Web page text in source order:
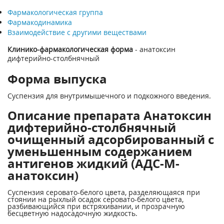
Фармакологическая группа
Фармакодинамика
Взаимодействие с другими веществами
Клинико-фармакологическая форма - анатоксин
дифтерийно-столбнячный
Форма выпуска
Суспензия для внутримышечного и подкожного введения.
Описание препарата Анатоксин
дифтерийно-столбнячный
очищенный адсорбированный c
уменьшенным содержанием
антигенов жидкий (АДС-М-
анатоксин)
Суспензия серовато-белого цвета, разделяющаяся при
стоянии на рыхлый осадок серовато-белого цвета,
разбивающийся при встряхивании, и прозрачную
бесцветную надосадочную жидкость.